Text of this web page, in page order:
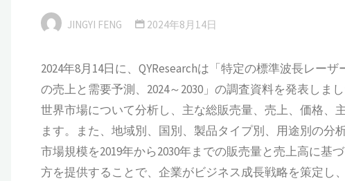
JINGYI FENG 2024年8月14日
2024年8月14日に、QYResearchは「特定の標準波長レ
の売上と需要予測、2024～2030」の調査資料を発表し
世界市場について分析し、主な総販売量、売上、価格、
ます。また、地域別、国別、製品タイプ別、用途別の
市場規模を2019年から2030年までの販売量と売上高に
方を提供することで、企業がビジネス成長戦略を策定し